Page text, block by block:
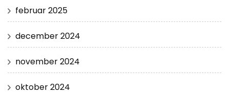
februar 2025
december 2024
november 2024
oktober 2024